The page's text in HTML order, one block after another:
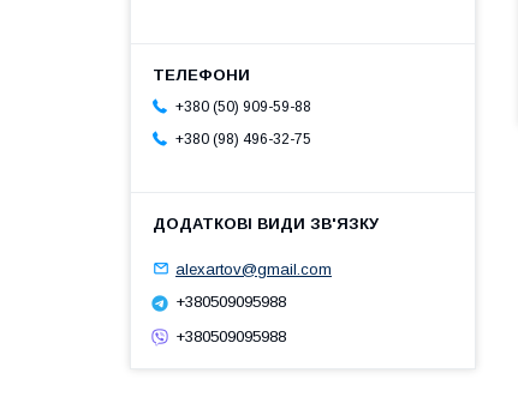
+380 (50) 909-59-88
+380 (98) 496-32-75
alexartov@gmail.com
+380509095988
+380509095988